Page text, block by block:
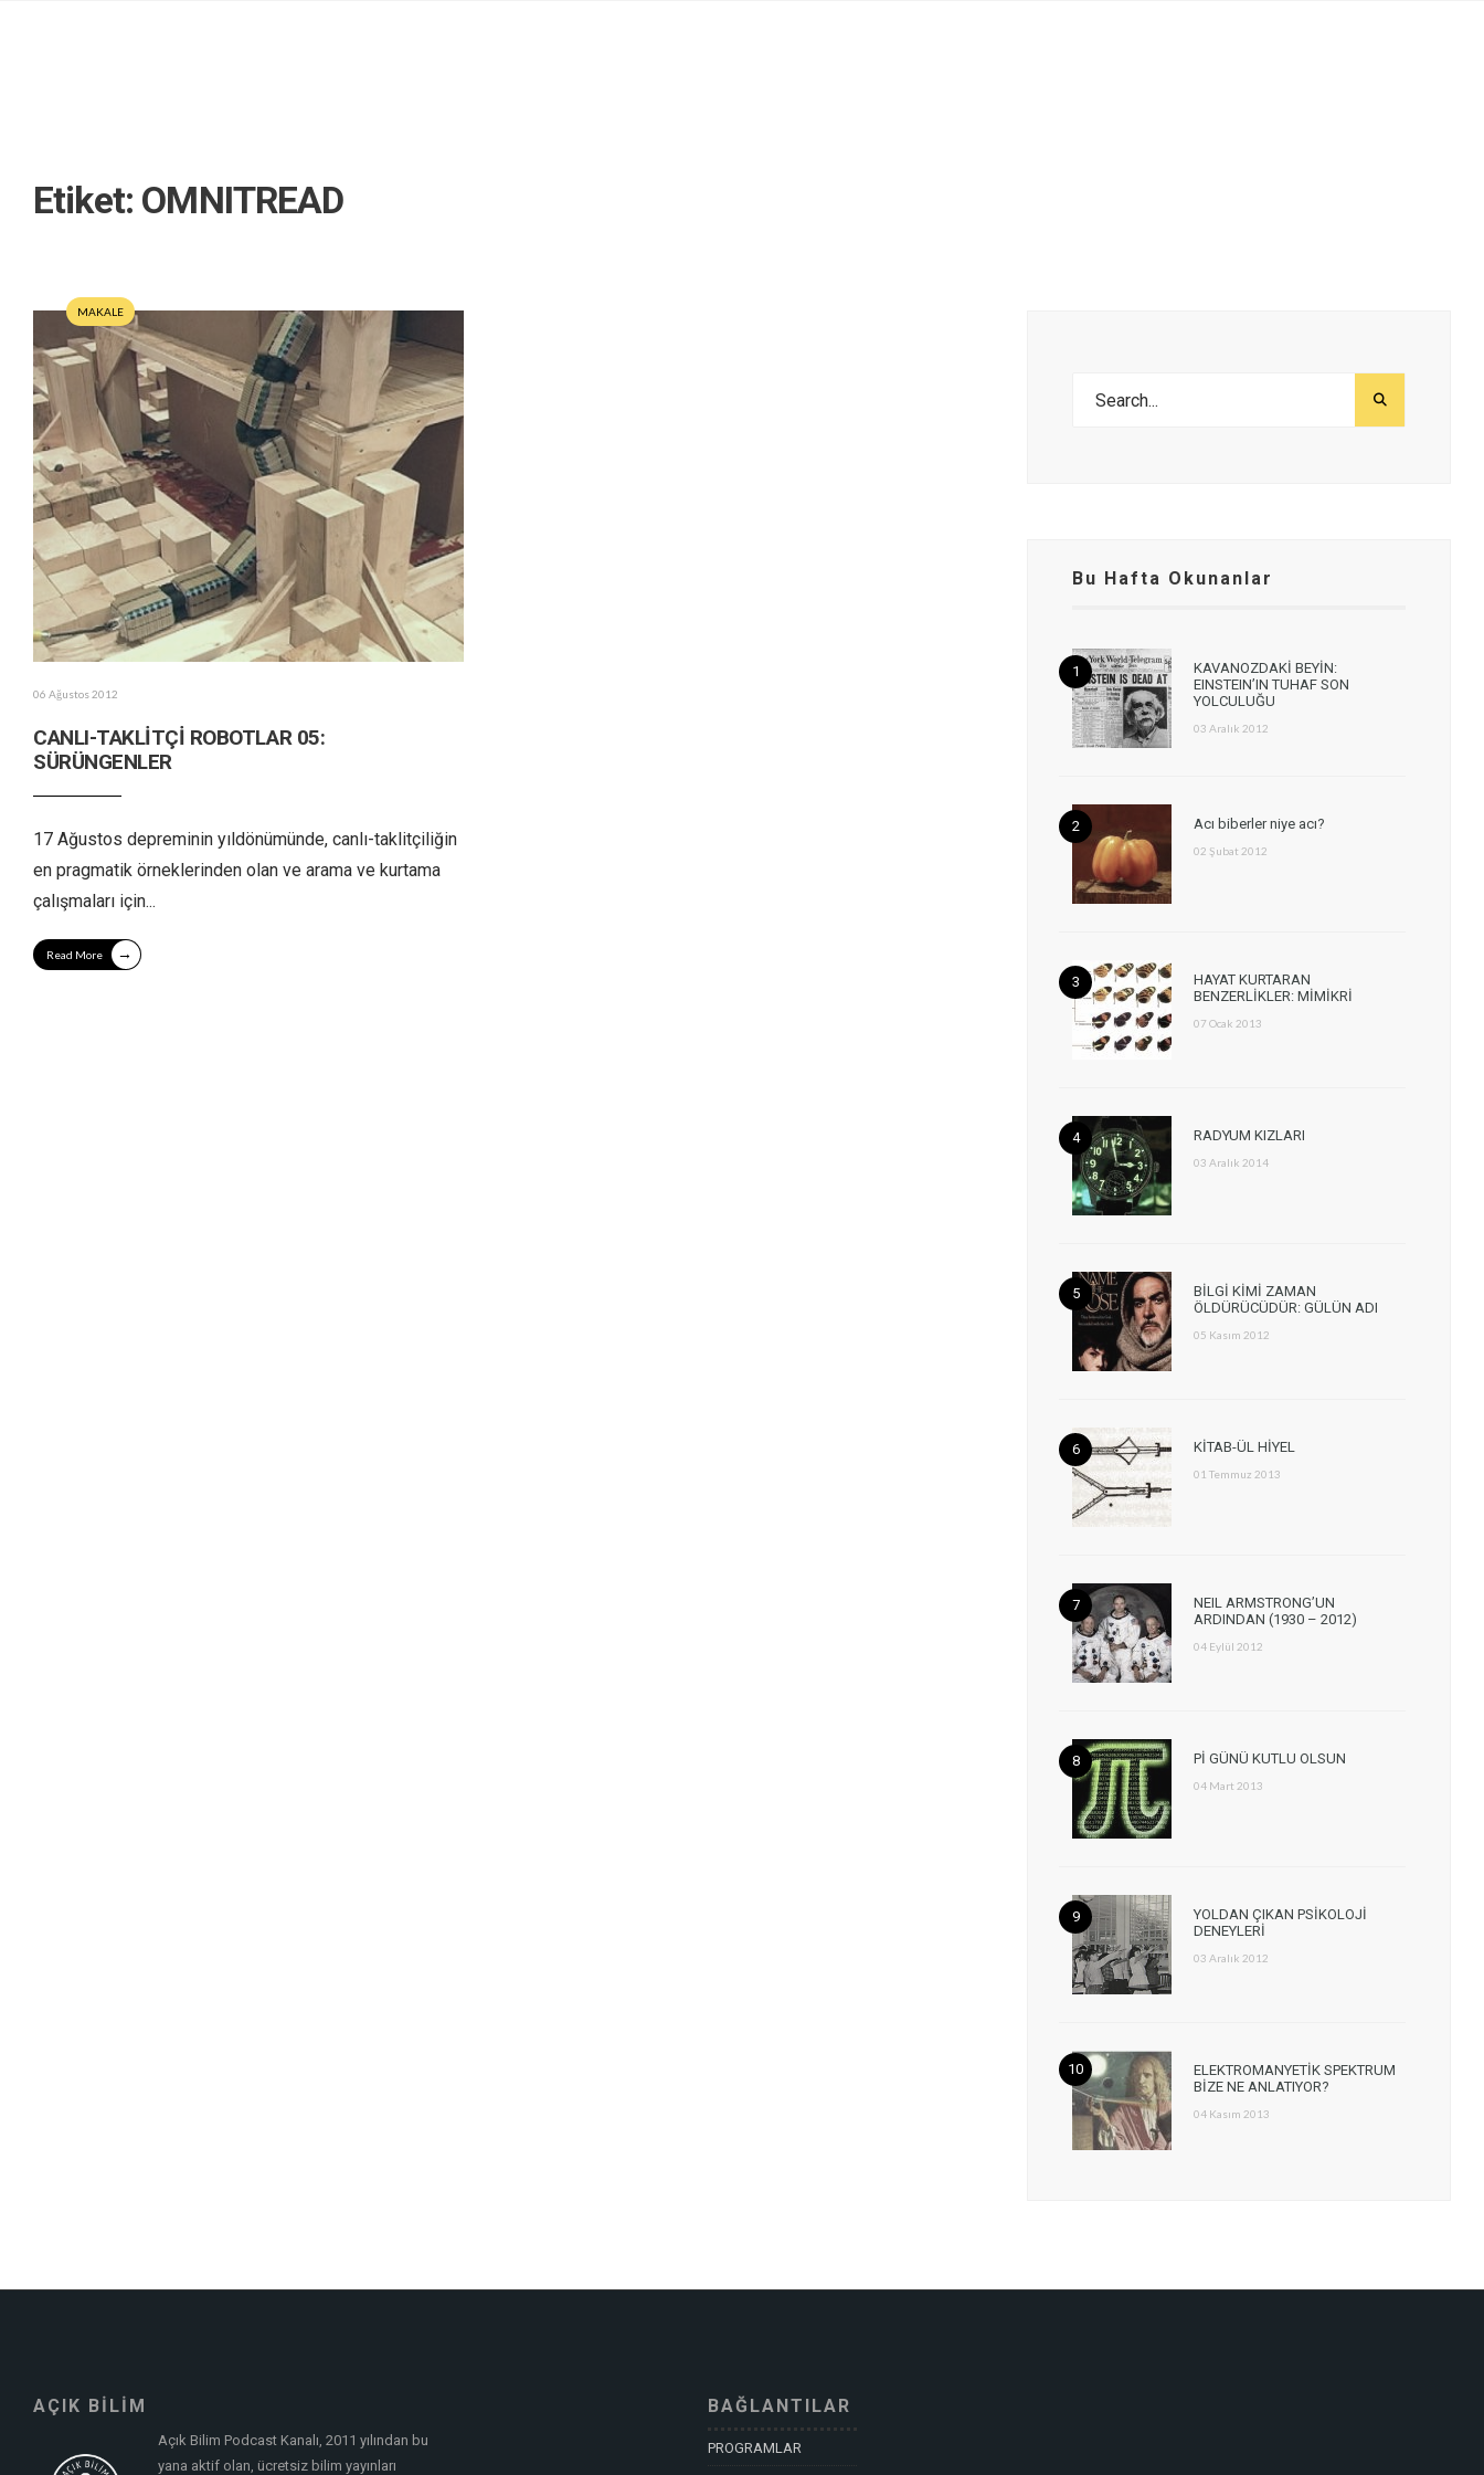
Etiket: OMNITREAD
MAKALE
06 Ağustos 2012
CANLI-TAKLİTÇİ ROBOTLAR 05:
SÜRÜNGENLER
17 Ağustos depreminin yıldönümünde, canlı-taklitçiliğin
en pragmatik örneklerinden olan ve arama ve kurtama
çalışmaları için...
Read More →
Bu Hafta Okunanlar
KAVANOZDAKİ BEYİN:
EINSTEIN’IN TUHAF SON
YOLCULUĞU
03 Aralık 2012
Acı biberler niye acı?
02 Şubat 2012
HAYAT KURTARAN
BENZERLİKLER: MİMİKRİ
07 Ocak 2013
RADYUM KIZLARI
03 Aralık 2014
BİLGİ KİMİ ZAMAN
ÖLDÜRÜCÜDÜR: GÜLÜN ADI
05 Kasım 2012
KİTAB-ÜL HİYEL
01 Temmuz 2013
NEIL ARMSTRONG’UN
ARDINDAN (1930 – 2012)
04 Eylül 2012
Pİ GÜNÜ KUTLU OLSUN
04 Mart 2013
YOLDAN ÇIKAN PSİKOLOJİ
DENEYLERİ
03 Aralık 2012
ELEKTROMANYETİK SPEKTRUM
BİZE NE ANLATIYOR?
04 Kasım 2013
AÇIK BİLİM
Açık Bilim Podcast Kanalı, 2011 yılından bu
yana aktif olan, ücretsiz bilim yayınları
BAĞLANTILAR
PROGRAMLAR